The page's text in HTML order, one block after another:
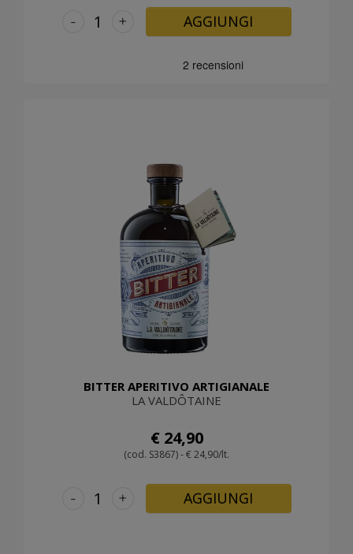
+
- AGGIUNGI
BITTER APERITIVO ARTIGIANALE
LA VALDÔTAINE
€ 24,90
(cod. S3867) - € 24,90/lt.
+
- AGGIUNGI